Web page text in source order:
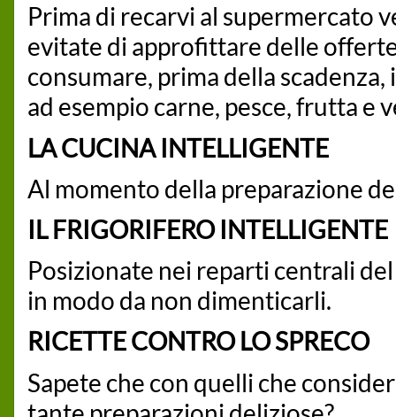
Prima di recarvi al supermercato
evitate di approfittare delle
consumare, prima della
ad esempio carne, pesce, frutta e
LA CUCINA INTELLIGENTE
Al momento della preparazione
IL FRIGORIFERO INTELLIGENTE
Posizionate nei reparti centrali
in modo da non dimenticarli.
RICETTE CONTRO LO SPRECO
Sapete che con quelli che